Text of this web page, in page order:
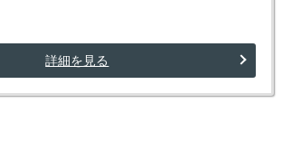
詳細を見る